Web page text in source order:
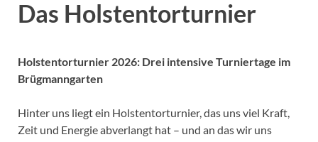
Das Holstentorturnier
Holstentorturnier 2026: Drei intensive Turniertage im
Brügmanngarten
Hinter uns liegt ein Holstentorturnier, das uns viel Kraft,
Zeit und Energie abverlangt hat – und an das wir uns